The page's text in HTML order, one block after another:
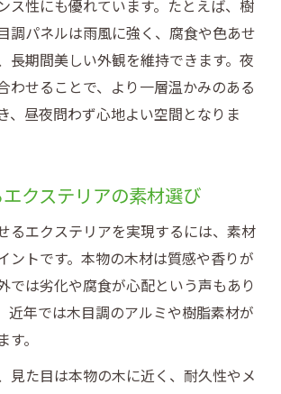
長く保つ木目調素材の見極め方
暮らしを支えるウッド調エクステリ
る空間が家族の絆を深める理由
リアで叶える安心と快適な住まい
エクステリアが家族時間を豊かに
ス性にも優れています。たとえば、樹
調パネルは雨風に強く、腐食や色あせ
長期間美しい外観を維持できます。夜
わせることで、より一層温かみのある
、昼夜問わず心地よい空間となりま
クステリアの素材選び
るエクステリアを実現するには、素材
ントです。本物の木材は質感や香りが
では劣化や腐食が心配という声もあり
近年では木目調のアルミや樹脂素材が
。
見た目は本物の木に近く、耐久性やメ